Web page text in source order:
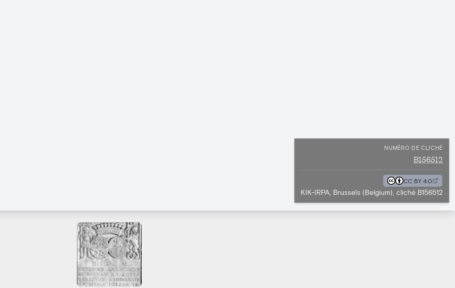
NUMÉRO DE CLICHÉ
B156512
CC BY 4.0
KIK-IRPA, Brussels (Belgium), cliché B156512